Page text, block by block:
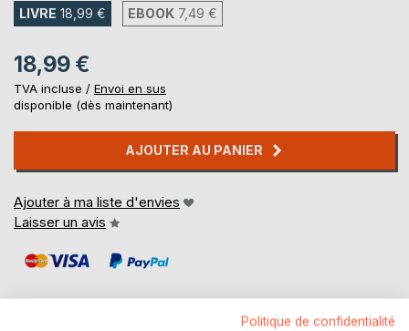
LIVRE 18,99 € EBOOK 7,49 €
18,99 €
TVA incluse / Envoi en sus
disponible (dès maintenant)
AJOUTER AU PANIER
Ajouter à ma liste d'envies
Laisser un avis
Politique de confidentialité